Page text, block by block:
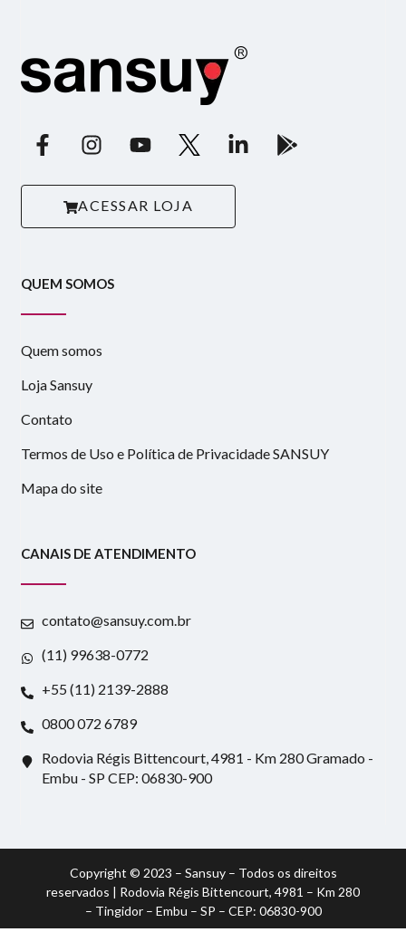
ACESSAR LOJA
QUEM SOMOS
Quem somos
Loja Sansuy
Contato
Termos de Uso e Política de Privacidade SANSUY
Mapa do site
CANAIS DE ATENDIMENTO
contato@sansuy.com.br
(11) 99638-0772
+55 (11) 2139-2888
0800 072 6789
Rodovia Régis Bittencourt, 4981 - Km 280 Gramado -
Embu - SP CEP: 06830-900
Copyright © 2023 – Sansuy – Todos os direitos
reservados | Rodovia Régis Bittencourt, 4981 – Km 280
– Tingidor – Embu – SP – CEP: 06830-900